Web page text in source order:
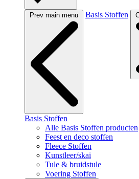
Prev main menu Basis Stoffen
Basis Stoffen
Alle Basis Stoffen producten
Feest en deco stoffen
Fleece Stoffen
Kunstleer/skai
Tule & bruidstule
Voering Stoffen